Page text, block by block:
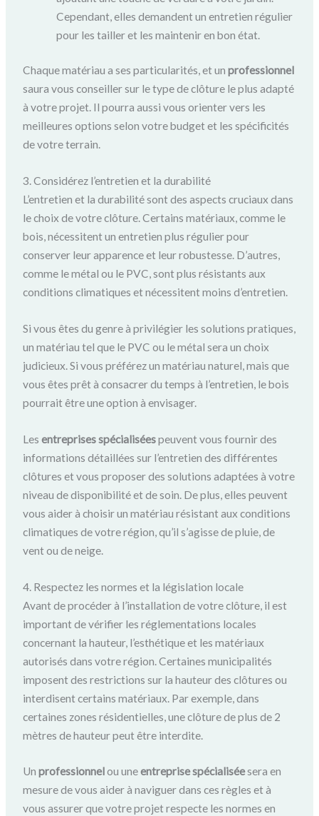
Cependant, elles demandent un entretien régulier
pour les tailler et les maintenir en bon état.
Chaque matériau a ses particularités, et unprofessionnel
saura vous conseiller sur le type de clôture le plus adapté
à votre projet. Il pourra aussi vous orienter vers les
meilleures options selon votre budget et les spécificités
de votre terrain.
3. Considérez l’entretien et la durabilité
L’entretien et la durabilité sont des aspects cruciaux dans
le choix de votre clôture. Certains matériaux, comme le
bois, nécessitent un entretien plus régulier pour
conserver leur apparence et leur robustesse. D’autres,
comme le métal ou le PVC, sont plus résistants aux
conditions climatiques et nécessitent moins d’entretien.
Si vous êtes du genre à privilégier les solutions pratiques,
un matériau tel que le PVC ou le métal sera un choix
judicieux. Si vous préférez un matériau naturel, mais que
vous êtes prêt à consacrer du temps à l’entretien, le bois
pourrait être une option à envisager.
Lesentreprises spécialiséespeuvent vous fournir des
informations détaillées sur l’entretien des différentes
clôtures et vous proposer des solutions adaptées à votre
niveau de disponibilité et de soin. De plus, elles peuvent
vous aider à choisir un matériau résistant aux conditions
climatiques de votre région, qu’il s’agisse de pluie, de
vent ou de neige.
4. Respectez les normes et la législation locale
Avant de procéder à l’installation de votre clôture, il est
important de vérifier les réglementations locales
concernant la hauteur, l’esthétique et les matériaux
autorisés dans votre région. Certaines municipalités
imposent des restrictions sur la hauteur des clôtures ou
interdisent certains matériaux. Par exemple, dans
certaines zones résidentielles, une clôture de plus de 2
mètres de hauteur peut être interdite.
Unprofessionnelou uneentreprise spécialiséesera en
mesure de vous aider à naviguer dans ces règles et à
vous assurer que votre projet respecte les normes en